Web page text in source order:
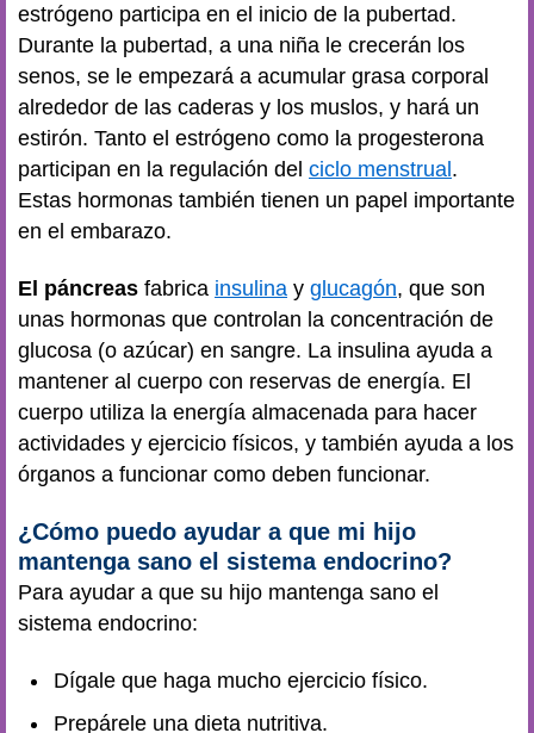
estrógeno participa en el inicio de la pubertad.
Durante la pubertad, a una niña le crecerán los
senos, se le empezará a acumular grasa corporal
alrededor de las caderas y los muslos, y hará un
estirón. Tanto el estrógeno como la progesterona
participan en la regulación del ciclo menstrual.
Estas hormonas también tienen un papel importante
en el embarazo.
El páncreas fabrica insulina y glucagón, que son
unas hormonas que controlan la concentración de
glucosa (o azúcar) en sangre. La insulina ayuda a
mantener al cuerpo con reservas de energía. El
cuerpo utiliza la energía almacenada para hacer
actividades y ejercicio físicos, y también ayuda a los
órganos a funcionar como deben funcionar.
¿Cómo puedo ayudar a que mi hijo
mantenga sano el sistema endocrino?
Para ayudar a que su hijo mantenga sano el
sistema endocrino:
Dígale que haga mucho ejercicio físico.
Prepárele una dieta nutritiva.